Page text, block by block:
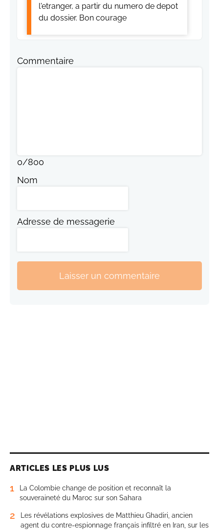
l'etranger, a partir du numero de depot
du dossier. Bon courage
Commentaire
0/800
Nom
Adresse de messagerie
Laisser un commentaire
ARTICLES LES PLUS LUS
1
La Colombie change de position et reconnaît la
souveraineté du Maroc sur son Sahara
2
Les révélations explosives de Matthieu Ghadiri, ancien
agent du contre-espionnage français infiltré en Iran, sur les